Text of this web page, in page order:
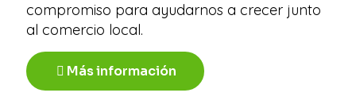
compromiso para ayudarnos a crecer junto
al comercio local.
Más información